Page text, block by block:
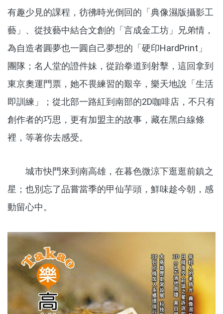
有趣少見的課程，彷彿時光倒回的「典像濕版攝影工
藝」、從技藝中結合文創的「言成金工坊」兄弟情，
為自造者圓夢也一圓自己夢想的「硬印HardPrint」
團隊；名人堂的證件妹，從跆拳道到射擊，這回拿到
東京奧運門票，她不畏練習的艱辛，樂天地說「生活
即訓練」；從北部一路紅到南部的2D咖啡店，不只有
創作者的巧思，更有加盟主的故事，藏在黑白線條
裡，等著你去感受。
城市快門來到南高雄，在暮色微涼下逛逛前鎮之
星；也別忘了品嘗當季的甲仙芋頭，鮮味趁今朝，感
動留心中。